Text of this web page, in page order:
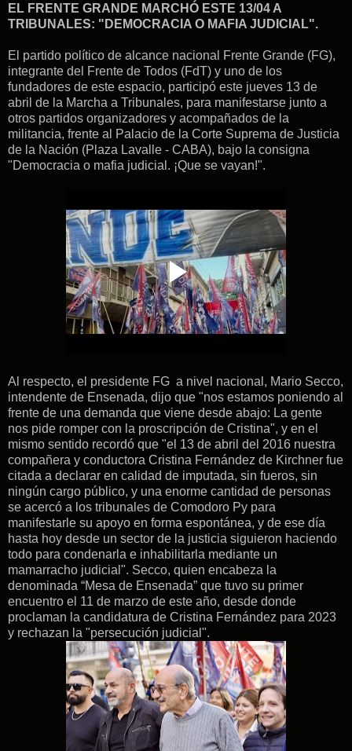
EL FRENTE GRANDE MARCHÓ ESTE 13/04 A
TRIBUNALES: "DEMOCRACIA O MAFIA JUDICIAL".
El partido político de alcance nacional Frente Grande (FG),
integrante del Frente de Todos (FdT) y uno de los
fundadores de este espacio, participó este jueves 13 de
abril de la Marcha a Tribunales, para manifestarse junto a
otros partidos organizadores y acompañados de la
militancia, frente al Palacio de la Corte Suprema de Justicia
de la Nación (Plaza Lavalle - CABA), bajo la consigna
"Democracia o mafia judicial. ¡Que se vayan!".
Al respecto, el presidente FG a nivel nacional, Mario Secco,
intendente de Ensenada, dijo que "nos estamos poniendo al
frente de una demanda que viene desde abajo: La gente
nos pide romper con la proscripción de Cristina", y en el
mismo sentido recordó que "el 13 de abril del 2016 nuestra
compañera y conductora Cristina Fernández de Kirchner fue
citada a declarar en calidad de imputada, sin fueros, sin
ningún cargo público, y una enorme cantidad de personas
se acercó a los tribunales de Comodoro Py para
manifestarle su apoyo en forma espontánea, y de ese día
hasta hoy desde un sector de la justicia siguieron haciendo
todo para condenarla e inhabilitarla mediante un
mamarracho judicial". Secco, quien encabeza la
denominada “Mesa de Ensenada” que tuvo su primer
encuentro el 11 de marzo de este año, desde donde
proclaman la candidatura de Cristina Fernández para 2023
y rechazan la "persecución judicial".